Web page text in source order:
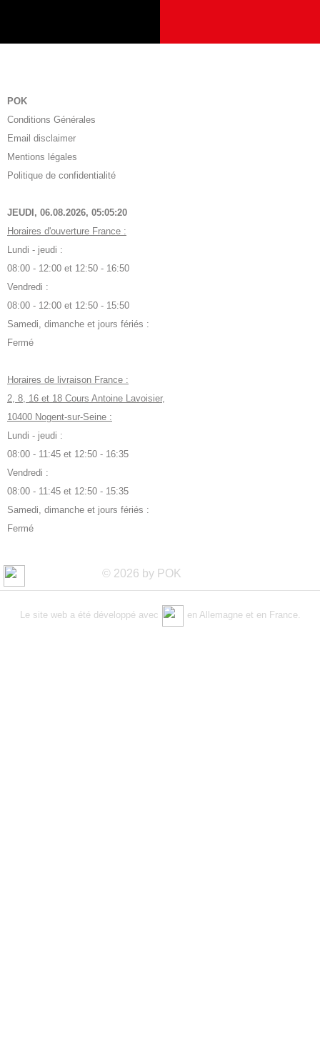
POK
Conditions Générales
Email disclaimer
Mentions légales
Politique de confidentialité
JEUDI, 06.08.2026, 05:05:21
Horaires d'ouverture France :
Lundi - jeudi :
08:00 - 12:00 et 12:50 - 16:50
Vendredi :
08:00 - 12:00 et 12:50 - 15:50
Samedi, dimanche et jours fériés :
Fermé
Horaires de livraison France :
2, 8, 16 et 18 Cours Antoine Lavoisier,
10400 Nogent-sur-Seine :
Lundi - jeudi :
08:00 - 11:45 et 12:50 - 16:35
Vendredi :
08:00 - 11:45 et 12:50 - 15:35
Samedi, dimanche et jours fériés :
Fermé
© 2026 by POK
Le site web a été développé avec en Allemagne et en France.